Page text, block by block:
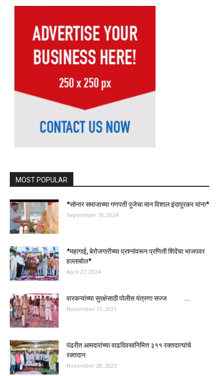
MOST POPULAR
*सोनार समाजाच्या गणपती पूजेचा मान विशाल इंदापूरकर यांना*
September 18, 2024
*महागाई, बेरोजगारीच्या प्रश्नांवरून प्रणिती शिंदेंचा भाजपवर
हल्लाबोल*
April 27, 2024
वारकऱ्यांच्या सुरक्षेसाठी पोलीस यंत्रणा सज्ज ...
November 11, 2021
पंढरीत आमदारांच्या वाढदिवसानिमित्त ३११ रक्तदात्यांचे
रक्तदान
November 28, 2023